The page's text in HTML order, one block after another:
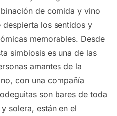
de comida y vino
despierta los sentidos y
memorables. Desde
simbiosis es una de las
amantes de la
con una compañía
son bares de toda
solera, están en el